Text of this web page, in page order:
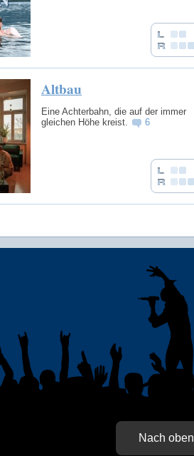
Altbau
Eine Achterbahn, die auf der immer
gleichen Höhe kreist.
6
Nach oben